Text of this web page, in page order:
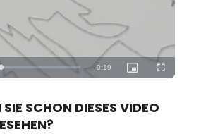
Loaded:
100.00%
SCHON DIESES VIDEO